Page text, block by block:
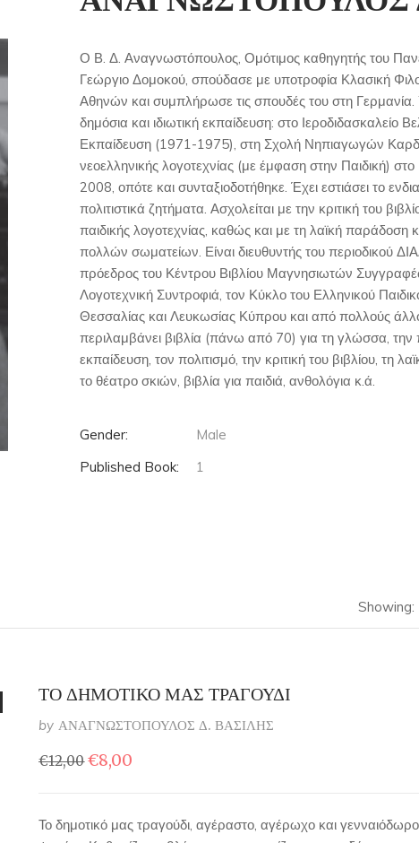
Ο Β. Δ. Αναγνωστόπουλος, Ομότιμος καθηγητής του
Γεώργιο Δομοκού, σπούδασε με υποτροφία Κλασική
Αθηνών και συμπλήρωσε τις σπουδές του στη
δημόσια και ιδιωτική εκπαίδευση: στο
Εκπαίδευση (1971-1975), στη Σχολή Νηπιαγωγών
νεοελληνικής λογοτεχνίας (με έμφαση στην Παιδική)
2008, οπότε και συνταξιοδοτήθηκε. Έχει εστιάσει το
πολιτιστικά ζητήματα. Ασχολείται με την κριτική του
παιδικής λογοτεχνίας, καθώς και με τη λαϊκή παράδοση
πολλών σωματείων. Είναι διευθυντής του περιοδικού
πρόεδρος του Κέντρου Βιβλίου Μαγνησιωτών
Λογοτεχνική Συντροφιά, τον Κύκλο του Ελληνικού
Θεσσαλίας και Λευκωσίας Κύπρου και από πολλούς
περιλαμβάνει βιβλία (πάνω από 70) για τη γλώσσα, την
εκπαίδευση, τον πολιτισμό, την κριτική του βιβλίου, τη
το θέατρο σκιών, βιβλία για παιδιά, ανθολόγια κ.ά.
Gender:
Male
Published Book:
1
Showing:
ΤΟ ΔΗΜΟΤΙΚΟ ΜΑΣ ΤΡΑΓΟΥΔΙ
by ΑΝΑΓΝΩΣΤΟΠΟΥΛΟΣ Δ. ΒΑΣΙΛΗΣ
€12,00Original
€12,00.
€8,00
είναι:
Το δημοτικό μας τραγούδι, αγέραστο, αγέρωχο και